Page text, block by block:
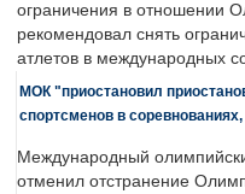
ограничения в отношении
рекомендовал снять
атлетов в международных
МОК "приостановил
спортсменов в
Международный
отменил отстранение